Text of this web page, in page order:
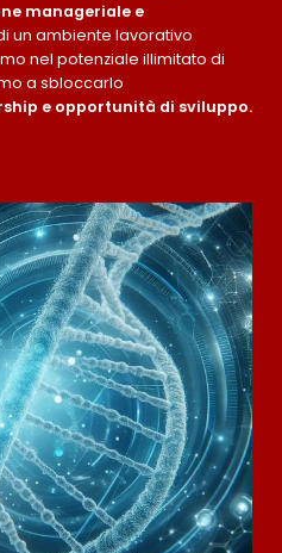
manageriale e
un ambiente lavorativo
nel potenziale illimitato di
a sbloccarlo
e opportunità di sviluppo.